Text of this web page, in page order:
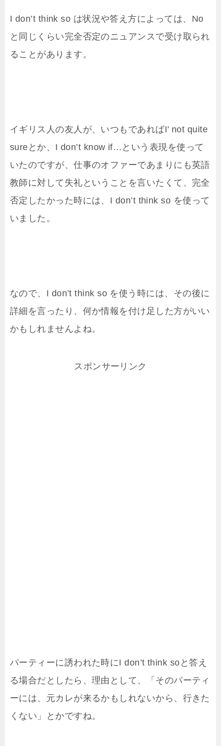
I don’t think so は状況や答え方によっては、No
と同じくらい完全否定のニュアンスで受け取られ
ることがあります。
イギリス人の友人が、いつもであればI’ not quite
sureとか、I don’t know if…という表現を使って
いたのですが、仕事のオファーであまりにも英語
教師に対して失礼ということを言いたくて、完全
否定したかった時には、I don’t think so を使って
いました。
なので、I don’t think so を使う時には、その後に
詳細を言ったり、何か情報を付け足した方がいい
かもしれませんよね。
スポンサーリンク
パーティーに誘われた時にI don’t think soと答え
る場合だとしたら、理由として、「そのパーティ
ーには、元カレが来るかもしれないから、行きた
くない」とかですね。